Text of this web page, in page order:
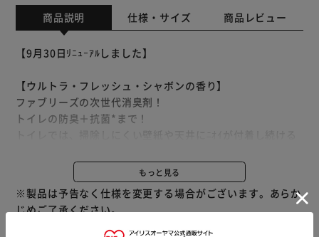
商品説明 仕様・サイズ 商品レビュー
【9月30日ﾘﾆｭｰｱﾙしました】
【ウルトラ・フレッシュ・シャボンの香り】
ファブリーズの次世代消臭剤！
トイレの防臭＋抗菌*まで！
ファブリーズトイレ用消臭剤＋抗菌*なら、自動ﾆｵｲｾﾝｻｰ技
術＋抗菌*で、防臭に加えて菌の増殖を防ぎます。
独自の自然発想成分 『BIOｺｰﾄ』テクノロジーがトイレの
隅々にまで広がり、床*やﾄｲﾚﾏｯﾄを有効成分でコーティング
し、菌の成長を防ぎ続けます。
もっと見る
※製品は予告なく仕様を変更する場合がございます。あらか
じめご了承ください。